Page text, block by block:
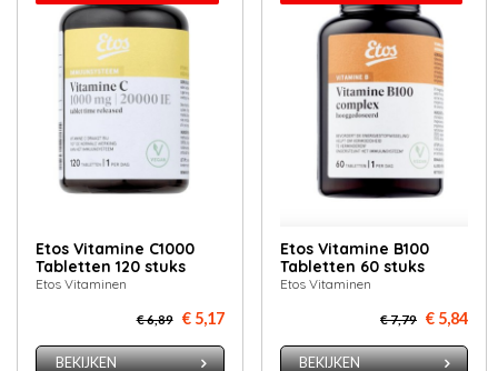
Etos Vitamine C1000
Tabletten 120 stuks
Etos Vitaminen
€ 6,89 € 5,17
BEKIJKEN
Etos Vitamine B100
Tabletten 60 stuks
Etos Vitaminen
€ 7,79 € 5,84
BEKIJKEN